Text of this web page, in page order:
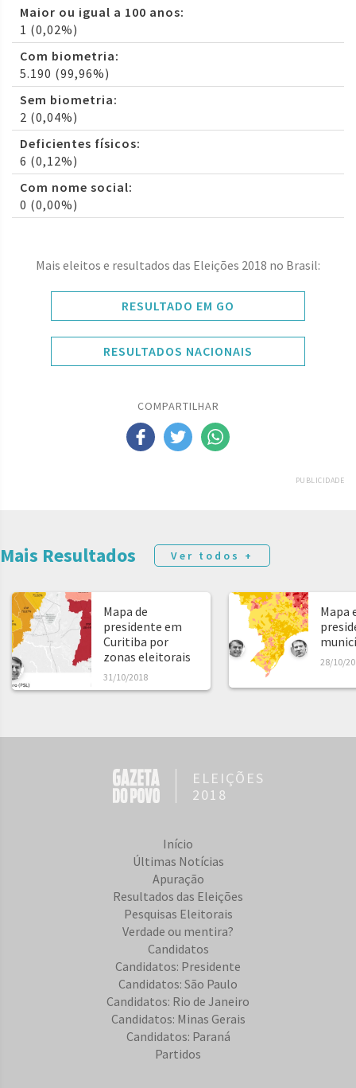
Maior ou igual a 100 anos:
1 (0,02%)
Com biometria:
5.190 (99,96%)
Sem biometria:
2 (0,04%)
Deficientes físicos:
6 (0,12%)
Com nome social:
0 (0,00%)
Mais eleitos e resultados das Eleições 2018 no Brasil:
RESULTADO EM GO
RESULTADOS NACIONAIS
COMPARTILHAR
PUBLICIDADE
Mais Resultados Ver todos +
Mapa de
presidente em
Curitiba por
zonas eleitorais
31/10/2018
Mapa
28/10/
ELEIÇÕES
2018
Início
Últimas Notícias
Apuração
Resultados das Eleições
Pesquisas Eleitorais
Verdade ou mentira?
Candidatos
Candidatos: Presidente
Candidatos: São Paulo
Candidatos: Rio de Janeiro
Candidatos: Minas Gerais
Candidatos: Paraná
Partidos